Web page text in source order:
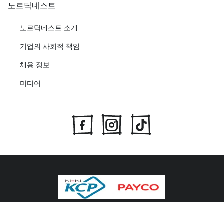
노르딕네스트
노르딕네스트 소개
기업의 사회적 책임
채용 정보
미디어